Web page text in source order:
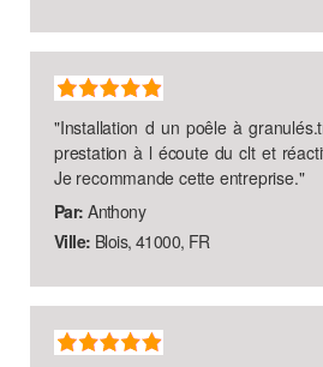
"Installation d un poêle à
prestation à l écoute du clt et
Je recommande cette entreprise."
Par: Anthony
Ville: Blois, 41000, FR